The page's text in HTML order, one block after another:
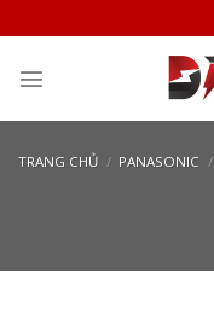
to
content
TRANG CHỦ / PANASONIC /